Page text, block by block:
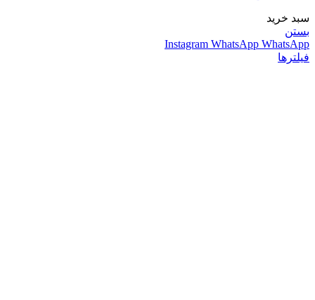
سبد خرید
بستن
Instagram WhatsApp WhatsApp
فیلترها